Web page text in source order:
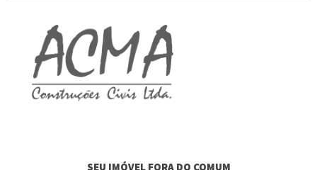
SEU IMÓVEL FORA DO COMUM